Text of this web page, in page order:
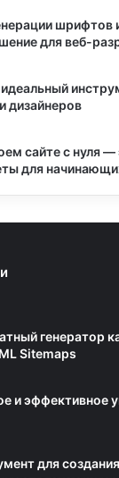
шрифтов
для веб-
дизайнеров
сайте с нуля
для
генератор
Sitemaps
и эффективное
для